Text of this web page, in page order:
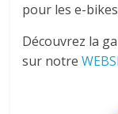
pour les e-
Découvrez la
sur notre